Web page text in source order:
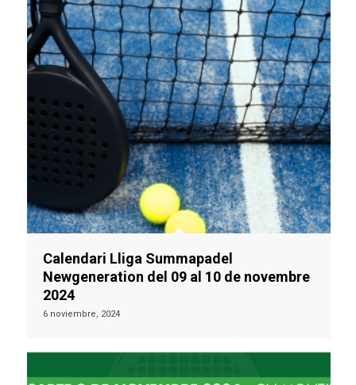
Calendari Lliga Summapadel
Newgeneration del 09 al 10 de novembre
2024
6 noviembre, 2024